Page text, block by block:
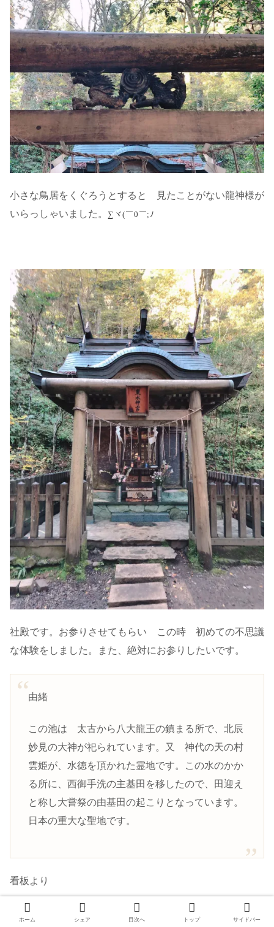
小さな鳥居をくぐろうとすると 見たことがない龍神様が
いらっしゃいました。
∑ヾ(￣0￣;ﾉ
社殿です。お参りさせてもらい この時 初めての不思議
な体験をしました。また、絶対にお参りしたいです。
由緒
この池は 太古から八大龍王の鎮まる所で、北辰
妙見の大神が祀られています。又 神代の天の村
雲姫が、水徳を頂かれた霊地です。この水のかか
る所に、西御手洗の主基田を移したので、田迎え
と称し大嘗祭の由基田の起こりとなっています。
日本の重大な聖地です。
看板より
ホーム シェア 目次へ トップ サイドバー